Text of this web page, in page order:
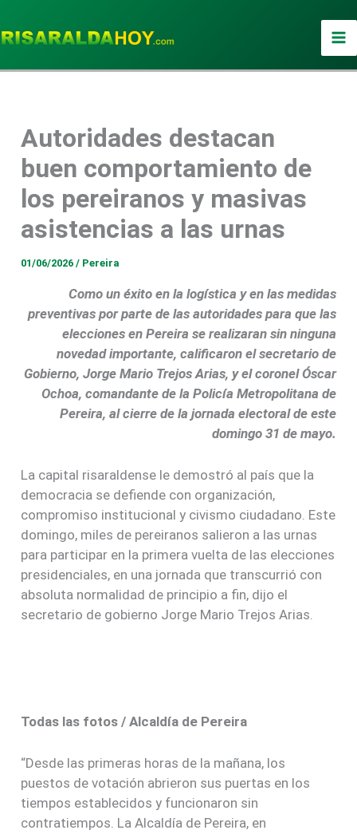
al
contenido
Autoridades destacan
buen comportamiento de
los pereiranos y masivas
asistencias a las urnas
01/06/2026/ Pereira
Como un éxito en la logística y en las medidas
preventivas por parte de las autoridades para que las
elecciones en Pereira se realizaran sin ninguna
novedad importante, calificaron el secretario de
Gobierno, Jorge Mario Trejos Arias, y el coronel Óscar
Ochoa, comandante de la Policía Metropolitana de
Pereira, al cierre de la jornada electoral de este
domingo 31 de mayo.
La capital risaraldense le demostró al país que la
democracia se defiende con organización,
compromiso institucional y civismo ciudadano. Este
domingo, miles de pereiranos salieron a las urnas
para participar en la primera vuelta de las elecciones
presidenciales, en una jornada que transcurrió con
absoluta normalidad de principio a fin, dijo el
secretario de gobierno Jorge Mario Trejos Arias.
Todas las fotos / Alcaldía de Pereira
“Desde las primeras horas de la mañana, los
puestos de votación abrieron sus puertas en los
tiempos establecidos y funcionaron sin
contratiempos. La Alcaldía de Pereira, en